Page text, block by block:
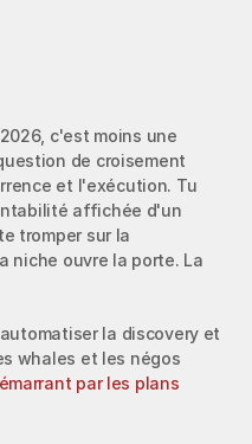
c'est moins une
de croisement
et l'exécution. Tu
affichée d'un
tromper sur la
niche ouvre la porte. La
la discovery et
whales et les négos
par les plans